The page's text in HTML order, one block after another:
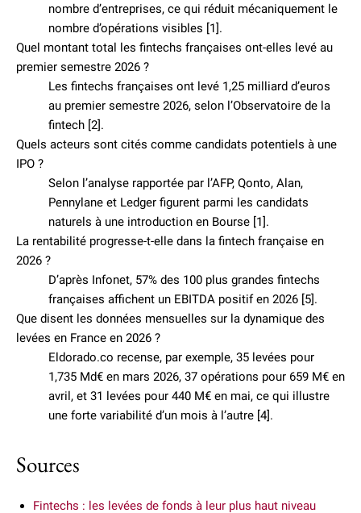
nombre d’entreprises, ce qui réduit mécaniquement le
nombre d’opérations visibles [1].
Quel montant total les fintechs françaises ont-elles levé au
premier semestre 2026 ?
Les fintechs françaises ont levé 1,25 milliard d’euros
au premier semestre 2026, selon l’Observatoire de la
fintech [2].
Quels acteurs sont cités comme candidats potentiels à une
IPO ?
Selon l’analyse rapportée par l’AFP, Qonto, Alan,
Pennylane et Ledger figurent parmi les candidats
naturels à une introduction en Bourse [1].
La rentabilité progresse-t-elle dans la fintech française en
2026 ?
D’après Infonet, 57% des 100 plus grandes fintechs
françaises affichent un EBITDA positif en 2026 [5].
Que disent les données mensuelles sur la dynamique des
levées en France en 2026 ?
Eldorado.co recense, par exemple, 35 levées pour
1,735 Md€ en mars 2026, 37 opérations pour 659 M€ en
avril, et 31 levées pour 440 M€ en mai, ce qui illustre
une forte variabilité d’un mois à l’autre [4].
Sources
Fintechs : les levées de fonds à leur plus haut niveau